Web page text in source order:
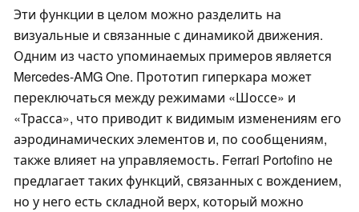
Эти функции в целом можно разделить на
визуальные и связанные с динамикой движения.
Одним из часто упоминаемых примеров является
Mercedes-AMG One. Прототип гиперкара может
переключаться между режимами «Шоссе» и
«Трасса», что приводит к видимым изменениям его
аэродинамических элементов и, по сообщениям,
также влияет на управляемость. Ferrari Portofino не
предлагает таких функций, связанных с вождением,
но у него есть складной верх, который можно